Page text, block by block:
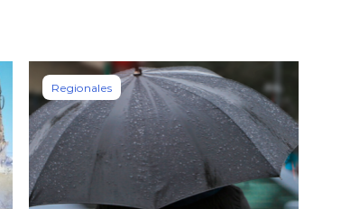
Regionales